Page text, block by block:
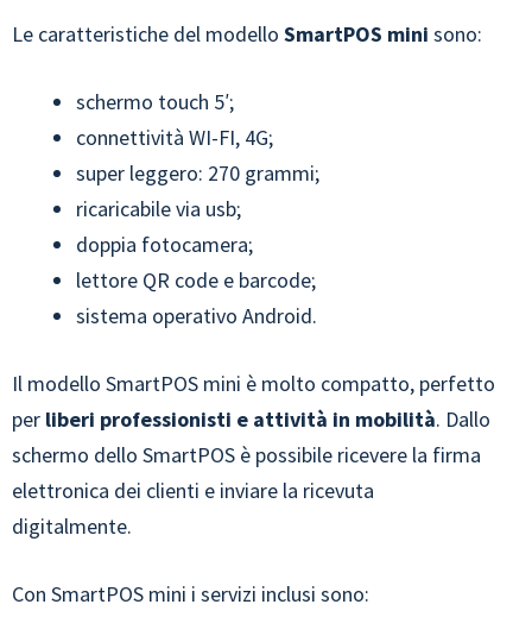
Le caratteristiche del modello SmartPOS mini sono:
schermo touch 5′;
connettività WI-FI, 4G;
super leggero: 270 grammi;
ricaricabile via usb;
doppia fotocamera;
lettore QR code e barcode;
sistema operativo Android.
Il modello SmartPOS mini è molto compatto, perfetto
per liberi professionisti e attività in mobilità. Dallo
schermo dello SmartPOS è possibile ricevere la firma
elettronica dei clienti e inviare la ricevuta
digitalmente.
Con SmartPOS mini i servizi inclusi sono: